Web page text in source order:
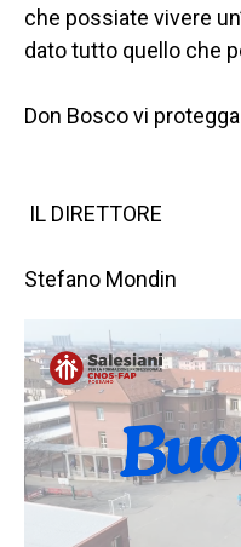
che possiate vivere
dato tutto quello che
Don Bosco vi
IL DIRETTORE
Stefano Mondin